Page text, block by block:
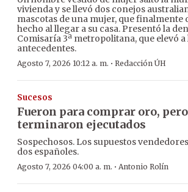
vivienda y se llevó dos conejos
mascotas de una mujer, que finalmente
hecho al llegar a su casa. Presentó la
Comisaría 3ª metropolitana, que elevó a
antecedentes.
Agosto 7, 2026 10:12 a. m. · Redacción ÚH
Sucesos
Fueron para comprar oro, pero
terminaron ejecutados
Sospechosos. Los supuestos
dos españoles.
Agosto 7, 2026 04:00 a. m. · Antonio Rolín